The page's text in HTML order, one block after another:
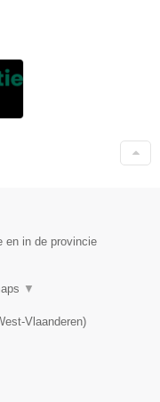
en in de provincie
▼
Vlaanderen)